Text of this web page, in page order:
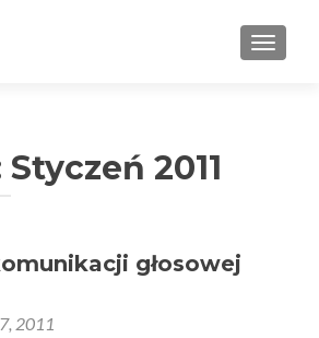
Styczeń 2011
głosowej
2011